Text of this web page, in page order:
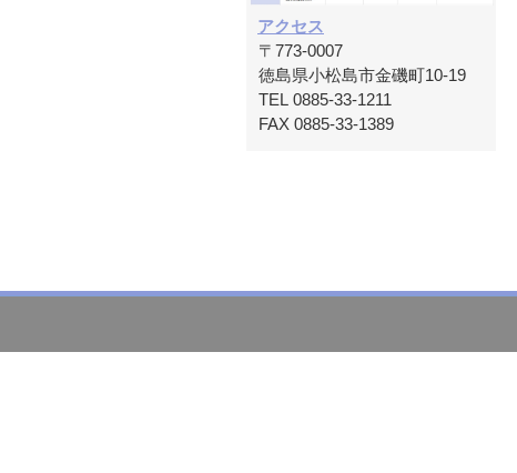
アクセス
〒773-0007
徳島県小松島市金磯町10-19
TEL 0885-33-1211
FAX 0885-33-1389